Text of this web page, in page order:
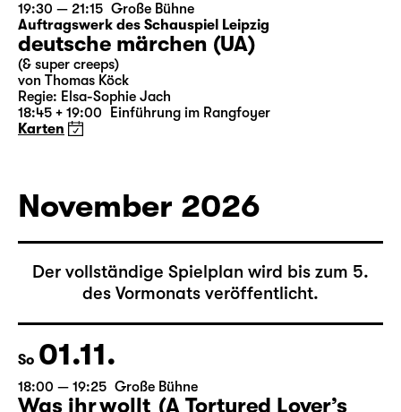
19:30 — 21:15 Große Bühne
Auftragswerk des Schauspiel Leipzig
deutsche märchen (UA)
(& super creeps)
von Thomas Köck
Regie: Elsa-Sophie Jach
18:45 + 19:00
Einführung im Rangfoyer
Karten
November 2026
Der vollständige Spielplan wird bis zum 5.
des Vormonats veröffentlicht.
So 01.11.
18:00 — 19:25 Große Bühne
Was ihr wollt (A Tortured Lover’s